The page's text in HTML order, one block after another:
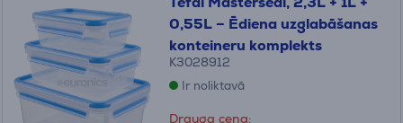
0,55L – Ēdiena uzglabāšanas
konteineru komplekts
K3028912
Ir noliktavā
Drauga cena: